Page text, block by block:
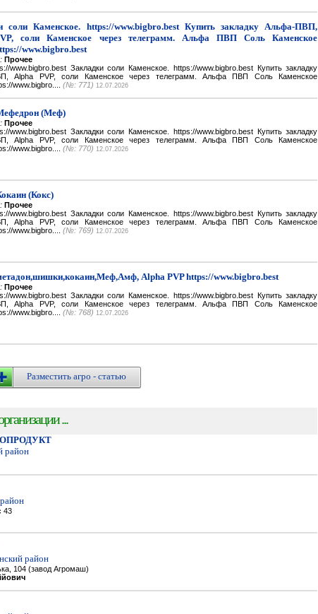
соли Каменское. https://www.bigbro.best Купить закладку Альфа-ПВП,
соли Каменское через телеграмм. Альфа ПВП Соль Каменское
www.bigbro.best
Прочее
www.bigbro.best Закладки соли Каменское. https://www.bigbro.best Купить закладку
Alpha PVP, соли Каменское через телеграмм. Альфа ПВП Соль Каменское
www.bigbro.... (№: 771) 12.07.2026
(Меф)
Прочее
www.bigbro.best Закладки соли Каменское. https://www.bigbro.best Купить закладку
Alpha PVP, соли Каменское через телеграмм. Альфа ПВП Соль Каменское
www.bigbro.... (№: 770) 12.07.2026
(Кокс)
Прочее
www.bigbro.best Закладки соли Каменское. https://www.bigbro.best Купить закладку
Alpha PVP, соли Каменское через телеграмм. Альфа ПВП Соль Каменское
www.bigbro.... (№: 769) 12.07.2026
Alpha PVP https://www.bigbro.best
Прочее
www.bigbro.best Закладки соли Каменское. https://www.bigbro.best Купить закладку
Alpha PVP, соли Каменское через телеграмм. Альфа ПВП Соль Каменское
www.bigbro.... (№: 768) 12.07.2026
Разместить агро - статью
...
район
43
район
104 (завод Агромаш)